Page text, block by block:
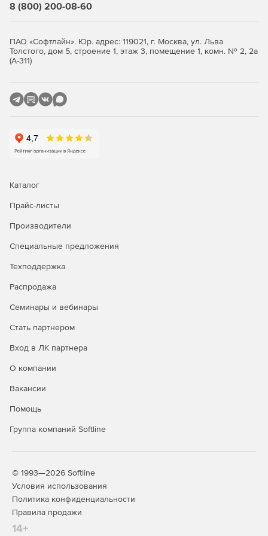
работать с InterBase через ADO.NET или ODBC, что
8 (800) 200-08-60
ПАО «Софтлайн». Юр. адрес: 119021, г. Москва, ул. Льва
Толстого, дом 5, строение 1, этаж 3, помещение 1, комн. № 2, 2а
(А-311)
Каталог
Прайс-листы
Производители
Специальные предложения
Техподдержка
Распродажа
Семинары и вебинары
Стать партнером
Вход в ЛК партнера
О компании
Вакансии
Помощь
Группа компаний Softline
© 1993—2026 Softline
Условия использования
Политика конфиденциальности
Правила продажи
14+